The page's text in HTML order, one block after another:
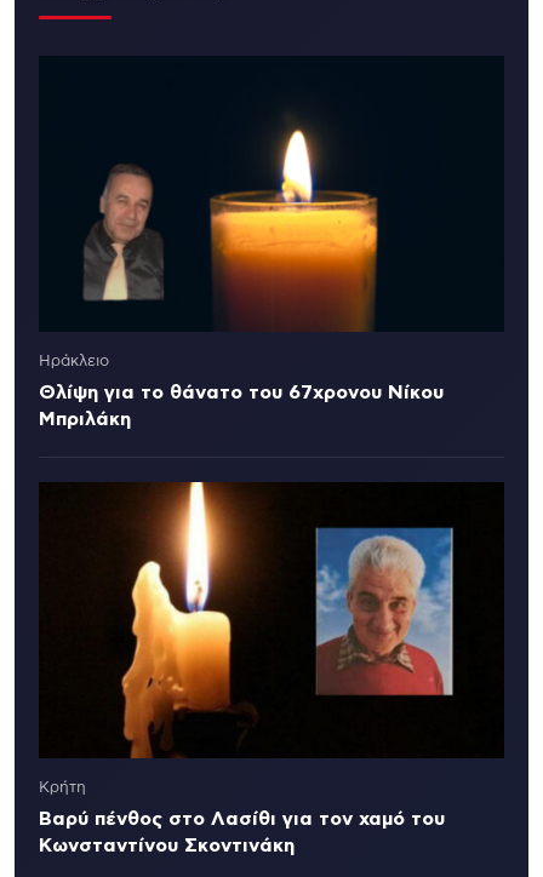
Ηράκλειο
Θλίψη για το θάνατο του 67χρονου Νίκου
Μπριλάκη
Κρήτη
Βαρύ πένθος στο Λασίθι για τον χαμό του
Κωνσταντίνου Σκοντινάκη